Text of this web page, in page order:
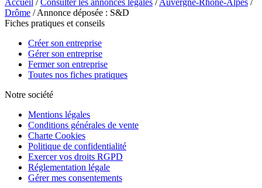
Drôme / Annonce déposée : S&D
Fiches pratiques et conseils
Créer son entreprise
Gérer son entreprise
Fermer son entreprise
Toutes nos fiches pratiques
Notre société
Mentions légales
Conditions générales de vente
Charte Cookies
Politique de confidentialité
Exercer vos droits RGPD
Réglementation légale
Gérer mes consentements